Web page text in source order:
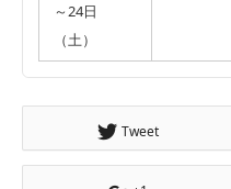
～24日
（土）
Tweet